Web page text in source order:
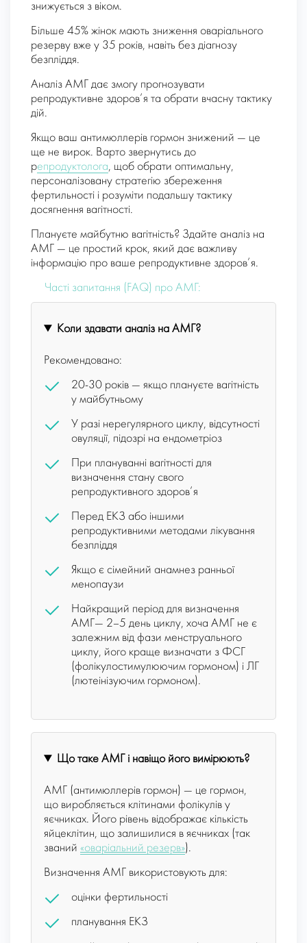
знижується з віком.
Більше 45% жінок мають зниження оваріального
резерву вже у 35 років, навіть без діагнозу
безпліддя.
Аналіз АМГ дає змогу прогнозувати
репродуктивне здоров’я та обрати вчасну тактику
дій.
Якщо ваш антимюллерів гормон знижений — це
ще не вирок. Варто звернутись до
репродуктолога, щоб обрати оптимальну,
персоналізовану стратегію збереження
фертильності і розуміти подальшу тактику
досягнення вагітності.
Плануєте майбутню вагітність? Здайте аналіз на
АМГ — це простий крок, який дає важливу
інформацію про ваше репродуктивне здоров’я.
Часті запитання (FAQ) про AMГ:
Коли здавати аналіз на AMГ?
Рекомендовано:
20-30 років — якщо плануєте вагітність
у майбутньому
У разі нерегулярного циклу, відсутності
овуляції, підозрі на ендометріоз
При плануванні вагітності для
визначення стану свого
репродуктивного здоров’я
Перед ЕКЗ або іншими
репродуктивними методами лікування
безпліддя
Якщо є сімейний анамнез ранньої
менопаузи
Найкращий період для визначення
АМГ— 2–5 день циклу, хоча АМГ не є
залежним від фази менструального
циклу, його краще визначати з ФСГ
(фолікулостимулюючим гормоном) і ЛГ
(лютеінізуючим гормоном).
Що таке AMГ і навіщо його вимірюють?
AMГ (антимюллерів гормон) — це гормон,
що виробляється клітинами фолікулів у
яєчниках. Його рівень відображає кількість
яйцеклітин, що залишилися в яєчниках (так
званий «оваріальний резерв»).
Визначення АМГ використовують для:
оцінки фертильності
планування ЕКЗ